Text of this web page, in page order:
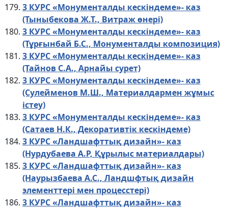
3 КУРС «Монументалды кескіндеме»- каз
(Тыныбекова Ж.Т., Витраж өнері)
3 КУРС «Монументалды кескіндеме»- каз
(Тұрғынбай Б.С., Монументалды композиция)
3 КУРС «Монументалды кескіндеме»- каз
(Тайнов С.А., Арнайы сурет)
3 КУРС «Монументалды кескіндеме»- каз
(Сулейменов М.Ш., Материалдармен жұмыс
істеу)
3 КУРС «Монументалды кескіндеме»- каз
(Сатаев Н.К., Декоративтік кескіндеме)
3 КУРС «Ландшафттық дизайн»- каз
(Нурдубаева А.Р, Құрылыс материалдары)
3 КУРС «Ландшафттық дизайн»- каз
(Наурызбаева А.С., Ландшфтық дизайн
элементтері мен процесстері)
3 КУРС «Ландшафттық дизайн»- каз